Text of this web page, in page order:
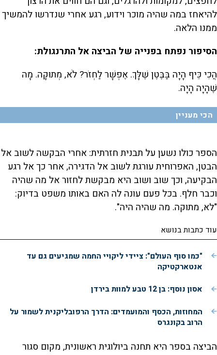
להיאחז במה שהיה מוכר וידוע, רגע אחרי שנדרשו להמשיך
ממנו הלאה.
הסיפור נפתח בפנייה של הביצה אל התרנגולת:
הֲכִי כֵּיף הָיָה בַּבֶּטֶן שֶׁלָּךְ. אֶפְשָׁר לַחְזֹר? לֹא, מְתוּקָה. מָה
שֶׁהָיָה הָיָה.
הכי מעניין
הספר כולו נשען על תבנית חזרתית: אחרי הבקשה לשוב אל
הבטן, האפרוחית עורגת לשוב אל הדגירה, אחר כך אל רגע
הבקיעה, וכך שוב ושוב היא מבקשת לחזור אל מה שהיה
וכבר חלף. בכל פעם עונה לה האם באותו משפט בדיוק:
"לא, מתוקה. מה שהיה היה".
עוד כתבות בנושא
"כמו סוף העולם": ציידי ליקויי החמה שמגיעים גם עד
אנטארקטיקה
אסון נוסף: בן 12 טבע למוות בירדן
המחוזות, הכסף והמועמדים: הדרך הרפובליקנית לשמור על
הרוב בקונגרס
הביצה בספר היא תחנה ביולוגית ראשונית, מקום סגור